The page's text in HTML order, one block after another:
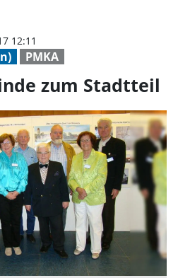
PMKA
12:11
zum Stadtteil